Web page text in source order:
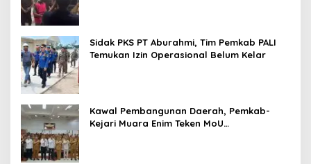
Sidak PKS PT Aburahmi, Tim Pemkab PALI
Temukan Izin Operasional Belum Kelar
Kawal Pembangunan Daerah, Pemkab-
Kejari Muara Enim Teken MoU